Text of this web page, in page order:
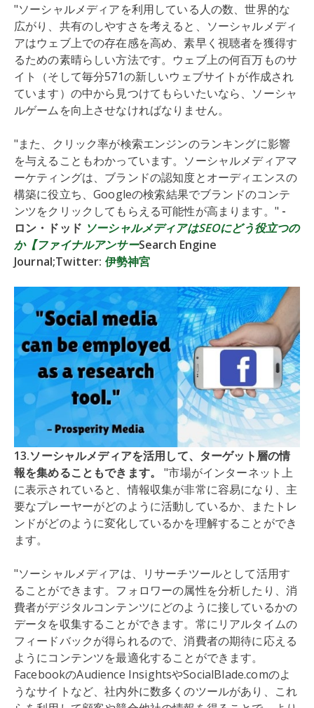
"ソーシャルメディアを利用している人の数、世界的な
広がり、共有のしやすさを考えると、ソーシャルメディ
アはウェブ上での存在感を高め、素早く視聴者を獲得す
るための素晴らしい方法です。ウェブ上の何百万ものサ
イト（そして毎分571の新しいウェブサイトが作成され
ています）の中から見つけてもらいたいなら、ソーシャ
ルゲームを向上させなければなりません。
"また、クリック率が検索エンジンのランキングに影響
を与えることもわかっています。ソーシャルメディアマ
ーケティングは、ブランドの認知度とオーディエンスの
構築に役立ち、Googleの検索結果でブランドのコンテ
ンツをクリックしてもらえる可能性が高まります。" -
ロン・ドッド ソーシャルメディアはSEOにどう役立つの
か【ファイナルアンサーSearch Engine
Journal;Twitter: 伊勢神宮
13.ソーシャルメディアを活用して、ターゲット層の情
報を集めることもできます。
"市場がインターネット上
に表示されていると、情報収集が非常に容易になり、主
要なプレーヤーがどのように活動しているか、またトレ
ンドがどのように変化しているかを理解することができ
ます。
"ソーシャルメディアは、リサーチツールとして活用す
ることができます。フォロワーの属性を分析したり、消
費者がデジタルコンテンツにどのように接しているかの
データを収集することができます。常にリアルタイムの
フィードバックが得られるので、消費者の期待に応える
ようにコンテンツを最適化することができます。
FacebookのAudience InsightsやSocialBlade.comのよ
うなサイトなど、社内外に数多くのツールがあり、これ